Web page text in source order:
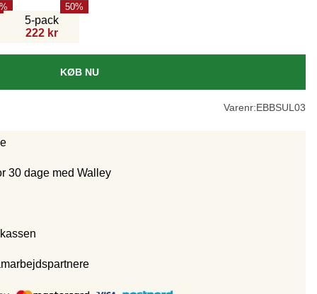
5-pack
222 kr
50
KØB NU
Varenr:EBBSUL03
30 dage med Walley